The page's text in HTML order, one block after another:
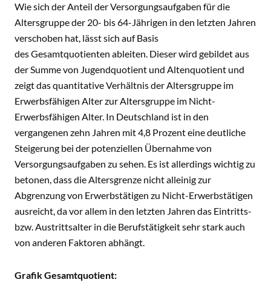
Wie sich der Anteil der Versorgungsaufgaben für die
Altersgruppe der 20- bis 64-Jährigen in den letzten Jahren
verschoben hat, lässt sich auf Basis
des Gesamtquotienten ableiten. Dieser wird gebildet aus
der Summe von Jugendquotient und Altenquotient und
zeigt das quantitative Verhältnis der Altersgruppe im
Erwerbsfähigen Alter zur Altersgruppe im Nicht-
Erwerbsfähigen Alter. In Deutschland ist in den
vergangenen zehn Jahren mit 4,8 Prozent eine deutliche
Steigerung bei der potenziellen Übernahme von
Versorgungsaufgaben zu sehen. Es ist allerdings wichtig zu
betonen, dass die Altersgrenze nicht alleinig zur
Abgrenzung von Erwerbstätigen zu Nicht-Erwerbstätigen
ausreicht, da vor allem in den letzten Jahren das Eintritts-
bzw. Austrittsalter in die Berufstätigkeit sehr stark auch
von anderen Faktoren abhängt.
Grafik Gesamtquotient: